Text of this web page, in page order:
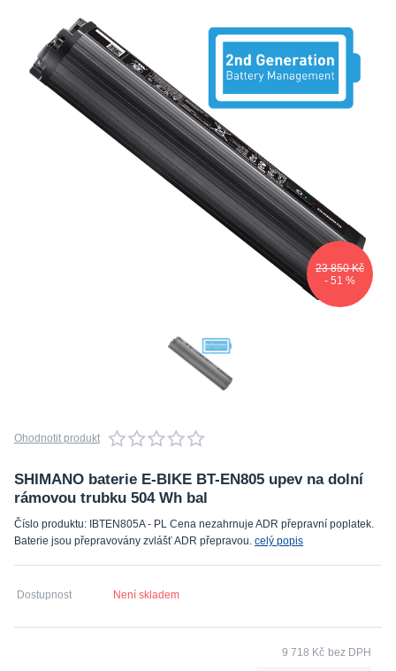
23 850 Kč
- 51 %
Ohodnotit produkt
SHIMANO baterie E-BIKE BT-EN805 upev na dolní
rámovou trubku 504 Wh bal
Číslo produktu: IBTEN805A - PL Cena nezahrnuje ADR přepravní poplatek.
Baterie jsou přepravovány zvlášť ADR přepravou. celý popis
Dostupnost Není skladem
9 718 Kč bez DPH